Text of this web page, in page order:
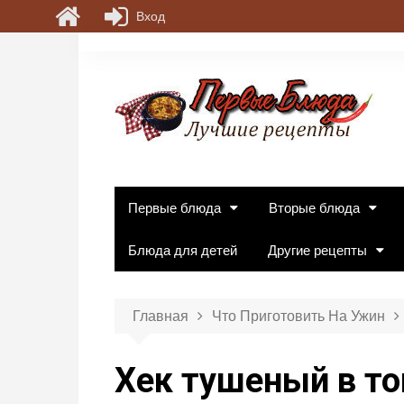
Первые блюда Вторые блюда
Блюда для детей Другие рецепты
Главная Что Приготовить На Ужин
Хек тушеный в
Вход